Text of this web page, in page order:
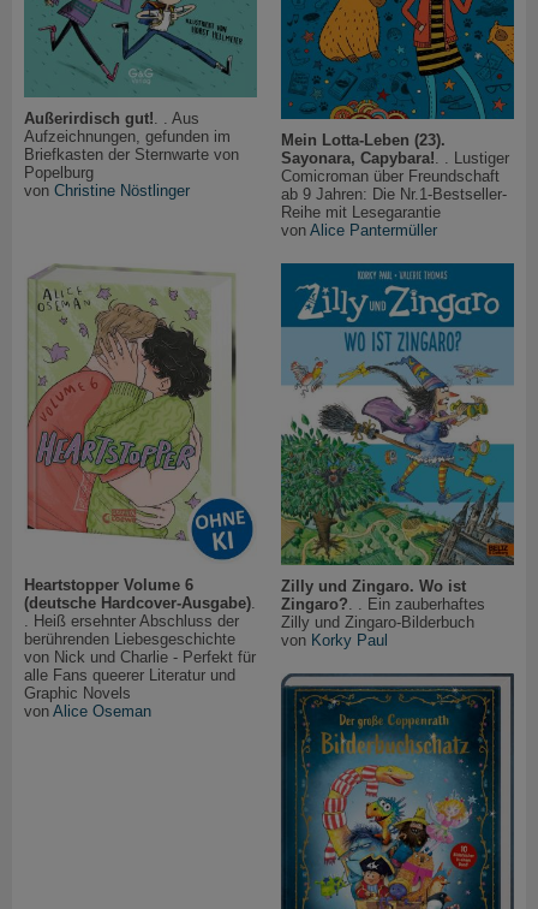
Außerirdisch gut! . . Aus
Aufzeichnungen, gefunden im
Briefkasten der Sternwarte von
Popelburg
von Christine Nöstlinger
Mein Lotta-Leben (23).
Sayonara, Capybara!. . Lustiger
Comicroman über Freundschaft
ab 9 Jahren: Die Nr.1-Bestseller-
Reihe mit Lesegarantie
von Alice Pantermüller
Heartstopper Volume 6
(deutsche Hardcover-Ausgabe)
. Heiß ersehnter Abschluss der
berührenden Liebesgeschichte
von Nick und Charlie - Perfekt für
alle Fans queerer Literatur und
Graphic Novels
von Alice Oseman
Zilly und Zingaro. Wo ist
Zingaro?. . Ein zauberhaftes
Zilly und Zingaro-Bilderbuch
von Korky Paul